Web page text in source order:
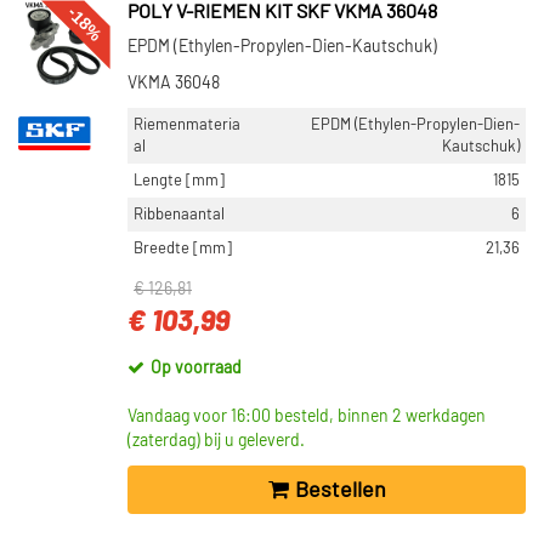
Spanner poly V-riem (3)
Spanrol (poly) V-riem (2)
ONDERDEELMERK
INA (4)
SKF (4)
Febi Bilstein (1)
VOORRAAD
Niet op voorraad (9)
-18% POLY V-RIEMEN KIT SKF VKMA 36048
EPDM (Ethylen-Propylen-Dien-Kautschuk)
VKMA 36048
Riemenmateria
al
EPDM (Ethylen-Propylen-Dien-
Kautschuk)
Lengte [mm]
1815
Ribbenaantal
6
Breedte [mm]
21,36
€ 126,81
€ 103,99
Op voorraad
Vandaag voor 16:00 besteld, binnen 2 werkdagen
(zaterdag) bij u geleverd.
Bestellen